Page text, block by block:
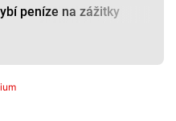
peníze na zážitky